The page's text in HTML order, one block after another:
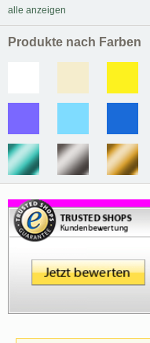
alle anzeigen
Produkte nach Farben